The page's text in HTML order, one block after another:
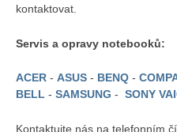
kontaktovat.
Servis a opravy notebooků:
ACER - ASUS - BENQ -
BELL - SAMSUNG - SONY
Kontaktujte nás na telefonním